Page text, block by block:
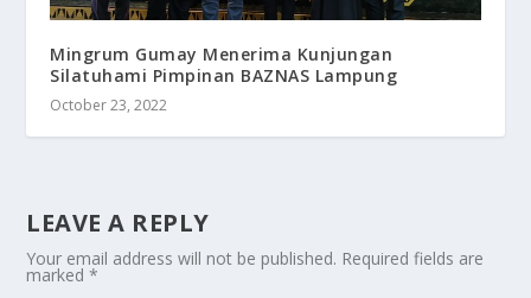
Mingrum Gumay Menerima Kunjungan
Silatuhami Pimpinan BAZNAS Lampung
October 23, 2022
LEAVE A REPLY
Your email address will not be published. Required fields are
marked*